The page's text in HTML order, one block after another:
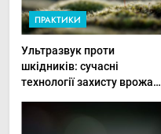
ПРАКТИКИ
Ультразвук проти
шкідників: сучасні
технології захисту врожаю